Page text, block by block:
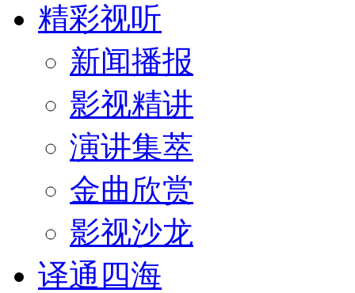
精彩视听
新闻播报
影视精讲
演讲集萃
金曲欣赏
影视沙龙
译通四海